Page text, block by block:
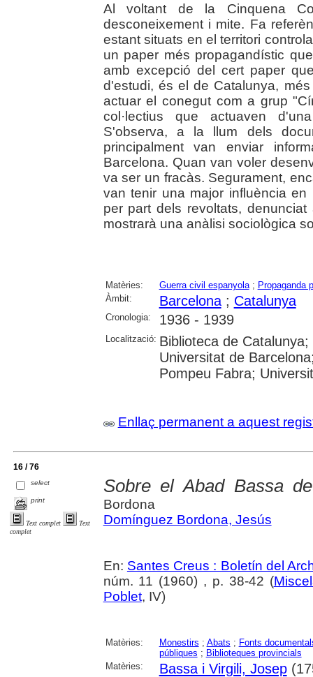
Al voltant de la Cinquena
desconeixement i mite. Fa
estant situats en el territori
un paper més propagandístic
amb excepció del cert paper
d'estudi, és el de Catalunya,
actuar el conegut com a grup
col·lectius que actuaven
S'observa, a la llum dels
principalment van enviar
Barcelona. Quan van voler
va ser un fracàs. Segurament,
van tenir una major influència
per part dels revoltats,
mostrarà una anàlisi sociològica
Matèries: Guerra civil espanyola; Propaganda
Àmbit:
Barcelona; Catalunya
Cronologia: 1936 - 1939
Localització: Biblioteca de
Universitat de
Pompeu Fabra;
Enllaç permanent a aquest
16 / 76
select
print
Text complet
Text
complet
Sobre el Abad Bassa
Bordona
Domínguez Bordona, Jesús
En: Santes Creus : Boletín del
núm. 11 (1960) , p. 38-42 (
Poblet, IV)
Matèries: Monestirs ; Abats ; Fonts
públiques ; Biblioteques provincials
Matèries:
Bassa i Virgili, Josep